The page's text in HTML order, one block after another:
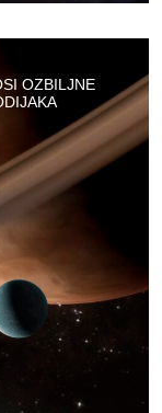
OZBILJNE